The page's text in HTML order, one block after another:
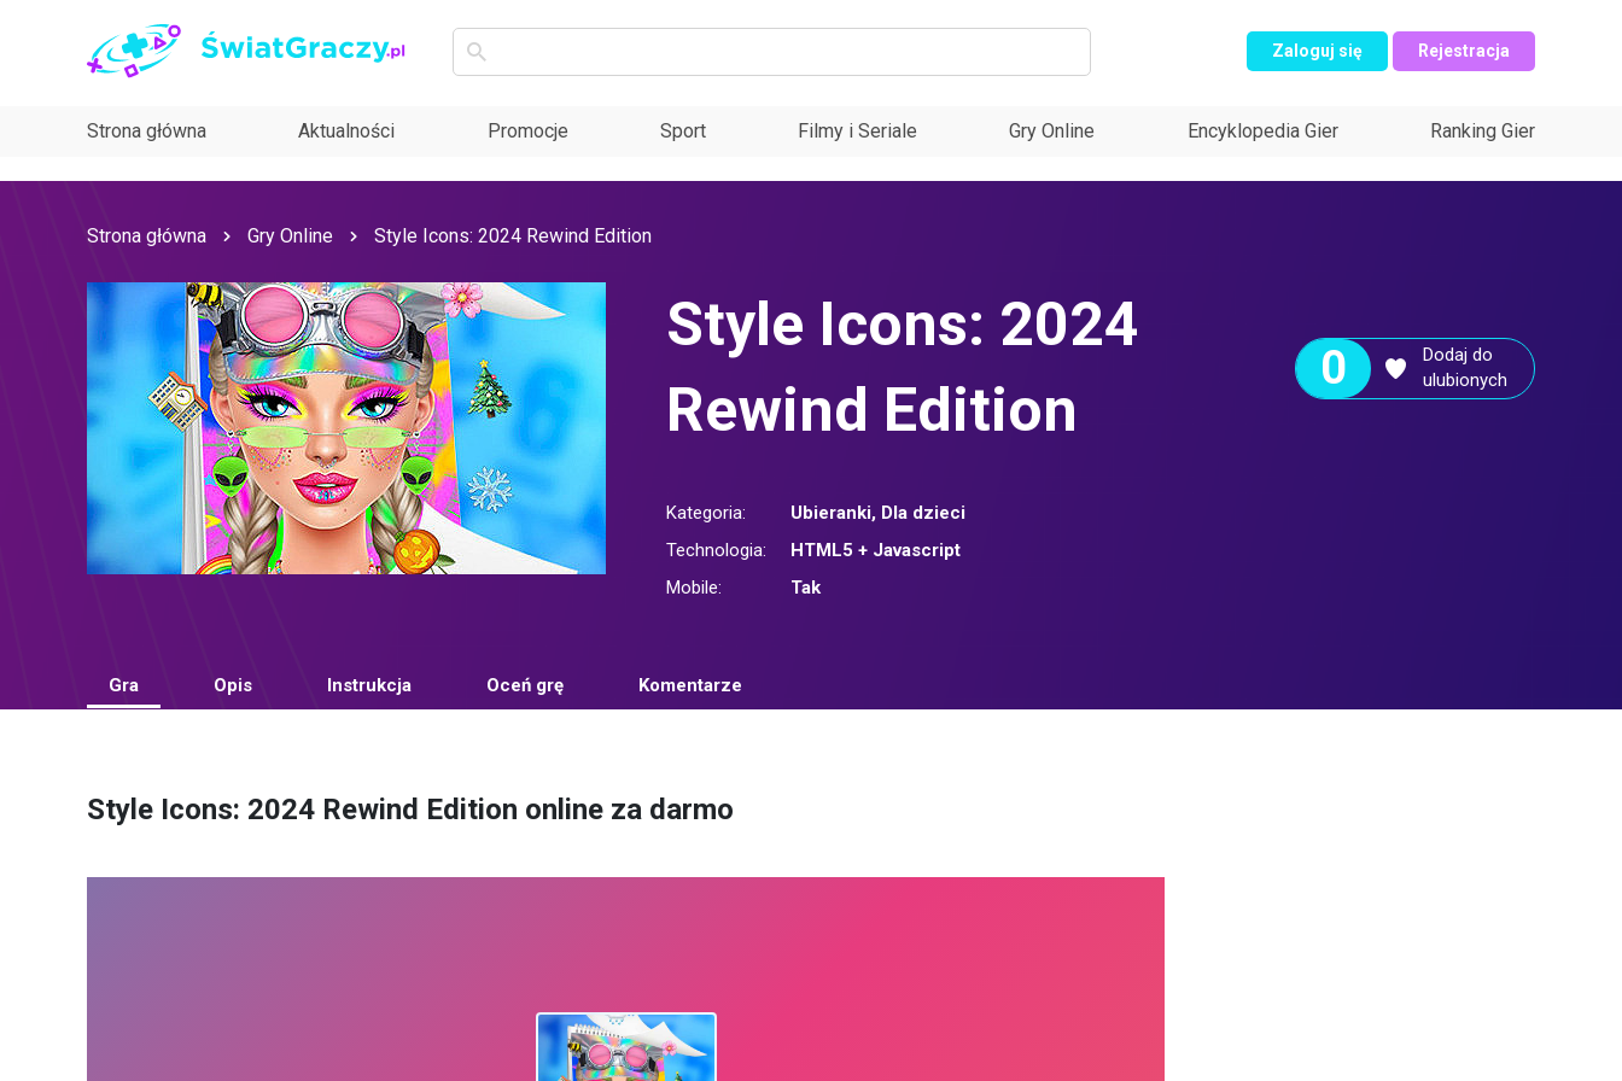
Zaloguj się Rejestracja
Strona główna Aktualności Promocje Sport Filmy i Seriale Gry Online Encyklopedia Gier Ranking Gier
Strona główna Gry Online Style Icons: 2024 Rewind Edition
Style Icons: 2024
Rewind Edition
0
Dodaj do
ulubionych
Kategoria: Ubieranki, Dla dzieci
Technologia:
HTML5 + Javascript
Mobile:
Tak
Gra Opis Instrukcja Oceń grę Komentarze
Style Icons: 2024 Rewind Edition online za darmo